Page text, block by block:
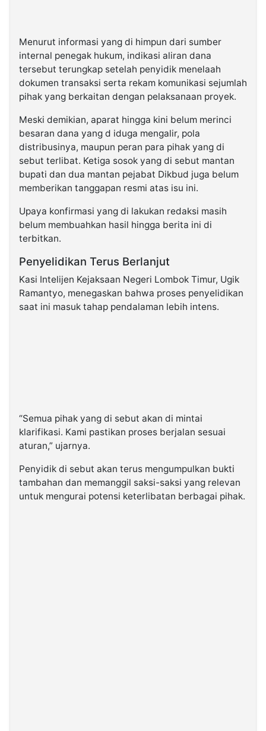
Menurut informasi yang di himpun dari sumber
internal penegak hukum, indikasi aliran dana
tersebut terungkap setelah penyidik menelaah
dokumen transaksi serta rekam komunikasi sejumlah
pihak yang berkaitan dengan pelaksanaan proyek.
Meski demikian, aparat hingga kini belum merinci
besaran dana yang d iduga mengalir, pola
distribusinya, maupun peran para pihak yang di
sebut terlibat. Ketiga sosok yang di sebut mantan
bupati dan dua mantan pejabat Dikbud juga belum
memberikan tanggapan resmi atas isu ini.
Upaya konfirmasi yang di lakukan redaksi masih
belum membuahkan hasil hingga berita ini di
terbitkan.
Penyelidikan Terus Berlanjut
Kasi Intelijen Kejaksaan Negeri Lombok Timur, Ugik
Ramantyo, menegaskan bahwa proses penyelidikan
saat ini masuk tahap pendalaman lebih intens.
“Semua pihak yang di sebut akan di mintai
klarifikasi. Kami pastikan proses berjalan sesuai
aturan,” ujarnya.
Penyidik di sebut akan terus mengumpulkan bukti
tambahan dan memanggil saksi-saksi yang relevan
untuk mengurai potensi keterlibatan berbagai pihak.